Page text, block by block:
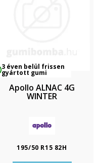
3 éven belül frissen
gyártott gumi
Apollo ALNAC 4G
WINTER
195/50 R15 82H